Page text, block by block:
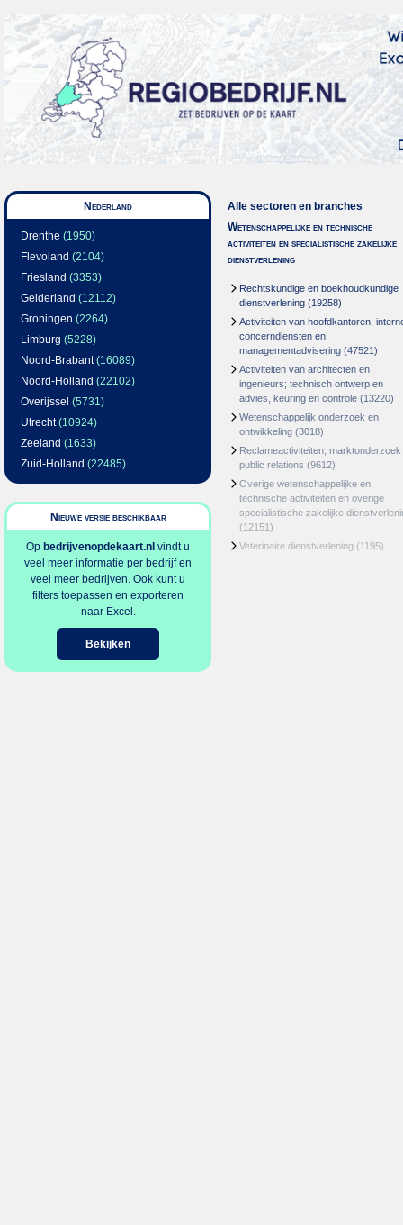
Nederland
Drenthe (1950)
Flevoland (2104)
Friesland (3353)
Gelderland (12112)
Groningen (2264)
Limburg (5228)
Noord-Brabant(16089)
Noord-Holland (22102)
Overijssel (5731)
Utrecht(10924)
Zeeland (1633)
Zuid-Holland (22485)
Nieuwe versie beschikbaar
Op bedrijvenopdekaart.nl vindt u
veel meer informatie per bedrijf en
veel meer bedrijven. Ook kunt u
filters toepassen en exporteren
naar Excel.
Bekijken
Alle sectoren en branches
Wetenschappelijke en technische
activiteiten en specialistische zakelijke
dienstverlening
Rechtskundige en boekhoudkundige
dienstverlening (19258)
Activiteiten van hoofdkantoren,
concerndiensten en
managementadvisering (47521)
Activiteiten van architecten en
ingenieurs; technisch ontwerp en
advies, keuring en controle (13220)
Wetenschappelijk onderzoek en
ontwikkeling (3018)
Reclameactiviteiten, marktonderzoek
public relations (9612)
Overige wetenschappelijke en
technische activiteiten en overige
specialistische zakelijke
(12151)
Veterinaire dienstverlening (1195)